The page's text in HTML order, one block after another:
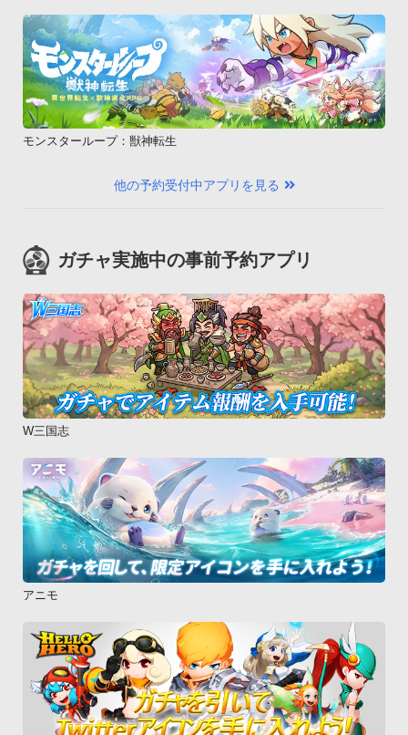
モンスターループ：獣神転生
他の予約受付中アプリを見る
ガチャ実施中の事前予約アプリ
W三国志
アニモ